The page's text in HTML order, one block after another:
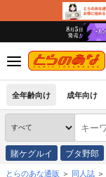
全年齢向け 成年向け
賭ケグルイ ブタ野郎
とらのあな通販 同人誌